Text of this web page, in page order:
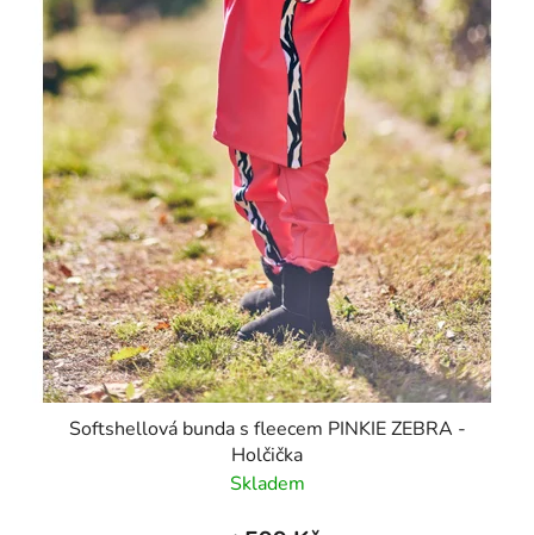
Softshellová bunda s fleecem PINKIE ZEBRA -
Holčička
Skladem